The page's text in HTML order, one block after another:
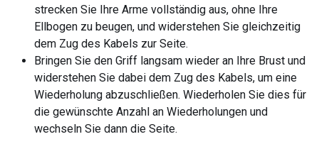
strecken Sie Ihre Arme vollständig aus, ohne Ihre
Ellbogen zu beugen, und widerstehen Sie gleichzeitig
dem Zug des Kabels zur Seite.
Bringen Sie den Griff langsam wieder an Ihre Brust und
widerstehen Sie dabei dem Zug des Kabels, um eine
Wiederholung abzuschließen. Wiederholen Sie dies für
die gewünschte Anzahl an Wiederholungen und
wechseln Sie dann die Seite.